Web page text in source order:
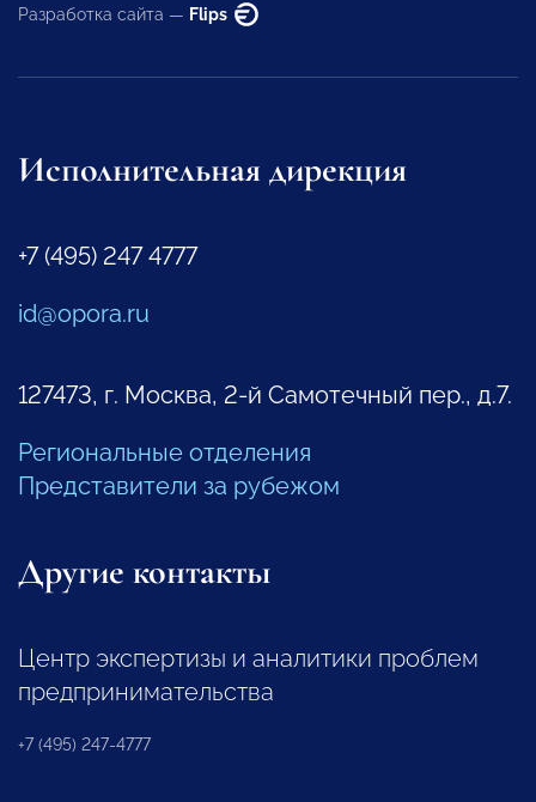
Разработка сайта — Flips
Исполнительная дирекция
+7 (495) 247 4777
id@opora.ru
127473, г. Москва, 2-й Самотечный пер., д.7.
Региональные отделения
Представители за рубежом
Другие контакты
Центр экспертизы и аналитики проблем
предпринимательства
+7 (495) 247-4777